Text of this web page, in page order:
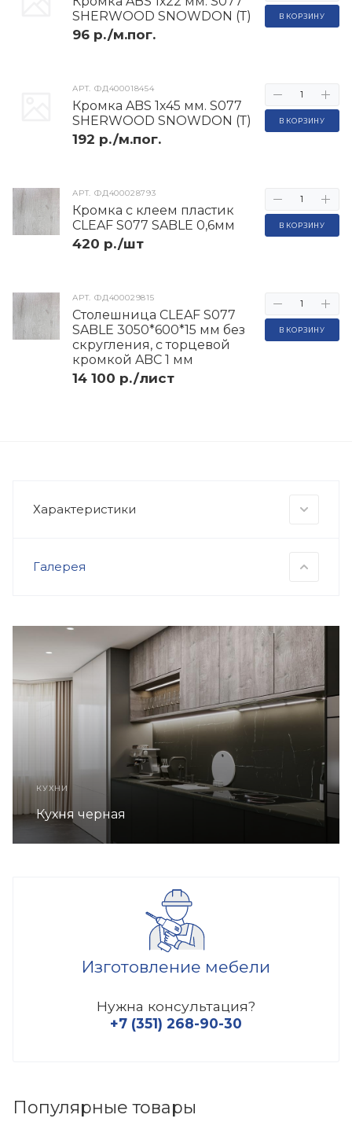
АРТ.ФД400029815
Столешница CLEAF S077
SABLE 3050*600*15 мм без
скругления, с торцевой
кромкой ABC 1 мм
14 100 р./лист
В КОРЗИНУ
АРТ.ФД400028793
Кромка с клеем пластик
CLEAF S077 SABLE 0,6мм
420 р./шт
В КОРЗИНУ
АРТ.ФД400018454
Кромка ABS 1х45 мм. S077
SHERWOOD SNOWDON (Т)
192 р./м.пог.
В КОРЗИНУ
SHERWOOD SNOWDON (Т)
96 р./м.пог.
В КОРЗИНУ
Характеристики
Галерея
черная
Изготовление мебели
Нужна консультация?
+7 (351) 268-90-30
Популярные товары